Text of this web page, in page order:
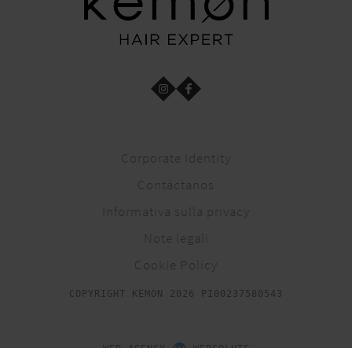
Corporate Identity
Contáctanos
Informativa sulla privacy
Note legali
Cookie Policy
COPYRIGHT KEMON 2026 PI00237580543